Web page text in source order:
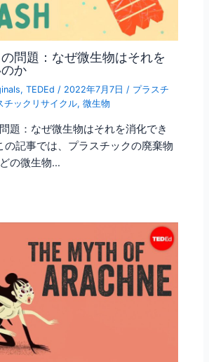
問題：なぜ微生物はそれを
か
,TEDEd / 2022年7月7日 / プラスチ
チックリサイクル,微生物
題：なぜ微生物はそれを消化でき
の記事では、プラスチックの廃棄物
の微生物…